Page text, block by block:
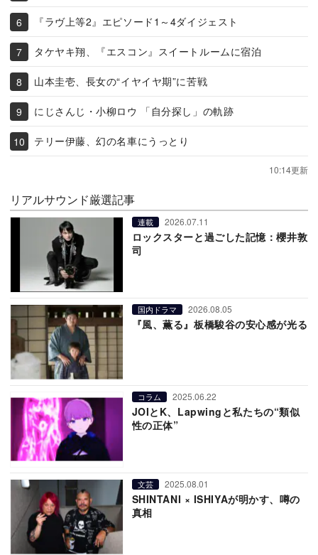
『ラヴ上等2』エピソード1～4ダイジェスト
タケヤキ翔、『エスコン』スイートルームに宿泊
山本圭壱、長女の“イヤイヤ期”に苦戦
にじさんじ・小柳ロウ 「自分探し」の軌跡
テリー伊藤、幻の名車にうっとり
10:14更新
リアルサウンド厳選記事
連載 2026.07.11
ロックスターと過ごした記憶：櫻井敦
司
国内ドラマ 2026.08.05
『風、薫る』板橋駿谷の安心感が光る
コラム 2025.06.22
JOIとK、Lapwingと私たちの“類似
性の正体”
文芸 2025.08.01
SHINTANI × ISHIYAが明かす、噂の
真相